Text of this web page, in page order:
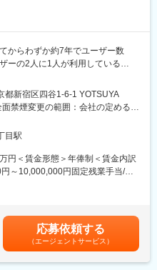
る業務の多様化に答えるプロセ
環境を提供します
クのプロセス構築やウェルスナビ
トに深く関与することでご自身の
し、組織の成長をダイナミックに
や家族構成、資産状況などのデー
く生命保険・年金・住宅ローン等
的に解決できる「Money
全子会社となり、上記のプラッ
み込むデジタルバンクの設立に向
共同でデジタルバンク設立に向け
め、ご入社に至った場合はウェル
からわずか約7年でユーザー数
ーの2人に1人が利用している
体の立場からPayPayグループを
社とも連携しながら、財務企画・
いただきます。
業務も含みます）
券化／流動化スキームの検討・実
都新宿区四谷1-6-1 YOTSUYA
禁煙変更の範囲：会社の定める事
目駅
円＜賃金形態＞年俸制＜賃金内訳
～10,000,000円固定残業手当/
スキル、業績、貢献度に応じ当社
も目安の金額であり、選考を通じ
月給(月額)は固定手当を含めた表記
応募依頼する
（エージェントサービス）